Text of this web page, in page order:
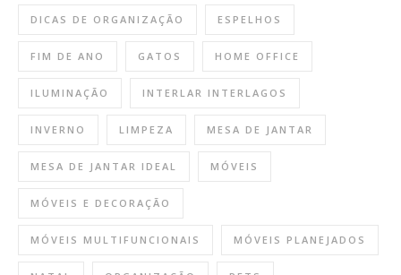
DICAS DE ORGANIZAÇÃO ESPELHOS
FIM DE ANO GATOS HOME OFFICE
ILUMINAÇÃO INTERLAR INTERLAGOS
INVERNO LIMPEZA MESA DE JANTAR
MESA DE JANTAR IDEAL MÓVEIS
MÓVEIS E DECORAÇÃO
MÓVEIS MULTIFUNCIONAIS MÓVEIS PLANEJADOS